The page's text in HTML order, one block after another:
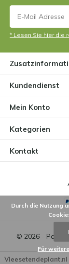
* Lesen Sie hier die
Kundendienst
Mein Konto
Kategorien
Kontakt
© 2026 -
Vleesetendeplant.nl
Durch die Nutzung
Für